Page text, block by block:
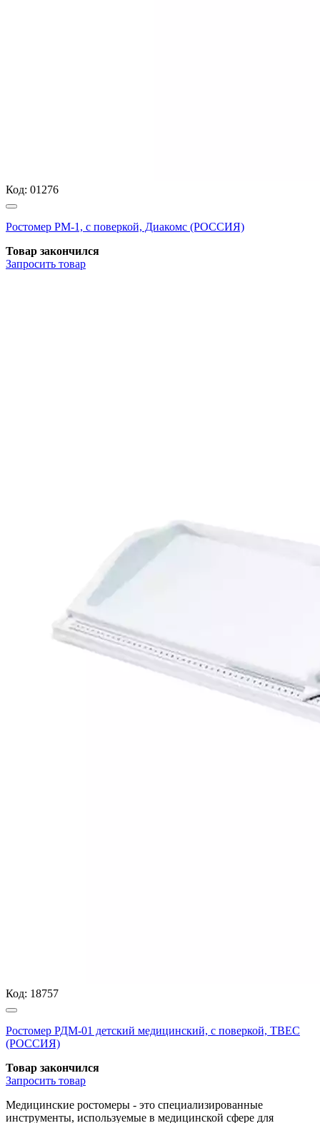
Код: 01276
Ростомер РМ-1, с поверкой, Диакомс (РОССИЯ)
Товар закончился
Запросить товар
Код: 18757
Ростомер РДМ-01 детский медицинский, с поверкой, ТВЕС
(РОССИЯ)
Товар закончился
Запросить товар
Медицинские ростомеры - это специализированные
инструменты, используемые в медицинской сфере для